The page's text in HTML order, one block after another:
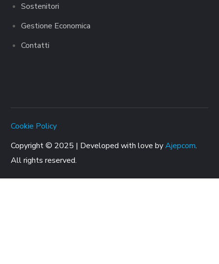
Sostenitori
Gestione Economica
Contatti
Cookie Policy
Copyright © 2025 | Developed with love byAjepcom.
All rights reserved.